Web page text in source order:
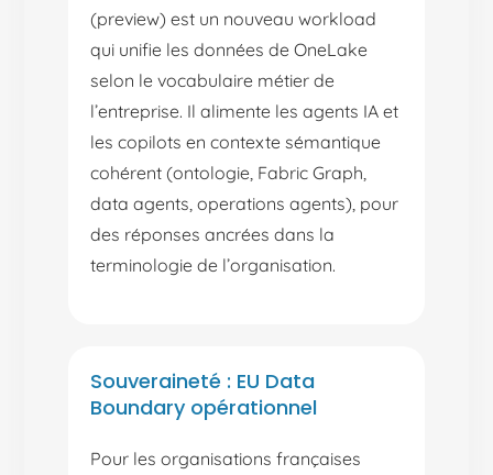
(preview) est un nouveau workload
qui unifie les données de OneLake
selon le vocabulaire métier de
l’entreprise. Il alimente les agents IA et
les copilots en contexte sémantique
cohérent (ontologie, Fabric Graph,
data agents, operations agents), pour
des réponses ancrées dans la
terminologie de l’organisation.
Souveraineté : EU Data
Boundary opérationnel
Pour les organisations françaises